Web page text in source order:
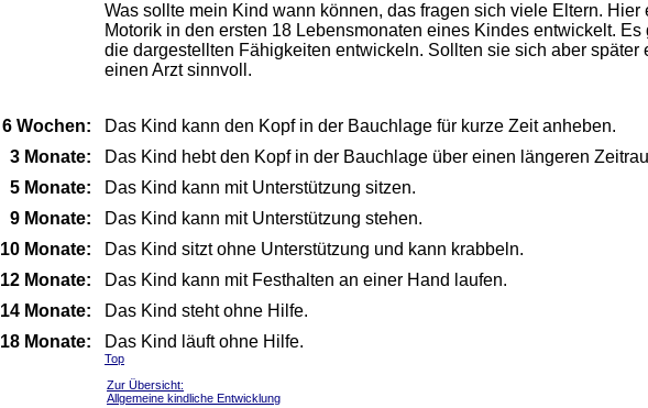
Was sollte mein Kind wann können, das fragen sich viele Eltern.
Motorik in den ersten 18 Lebensmonaten eines Kindes entwickelt.
die dargestellten Fähigkeiten entwickeln. Sollten sie sich aber später
einen Arzt sinnvoll.
6 Wochen:
Das Kind kann den Kopf in der Bauchlage für kurze Zeit anheben.
3 Monate:
Das Kind hebt den Kopf in der Bauchlage über einen längeren
5 Monate:
Das Kind kann mit Unterstützung sitzen.
9 Monate:
Das Kind kann mit Unterstützung stehen.
10 Monate:
Das Kind sitzt ohne Unterstützung und kann krabbeln.
12 Monate:
Das Kind kann mit Festhalten an einer Hand laufen.
14 Monate:
Das Kind steht ohne Hilfe.
18 Monate:
Das Kind läuft ohne Hilfe.
Top
Zur Übersicht:
Allgemeine kindliche Entwicklung